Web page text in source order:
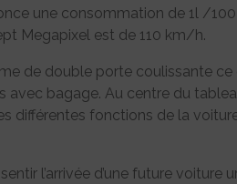
une consommation de 1l /
Megapixel est de 110 km/h.
de double porte coulissante
avec bagage. Au centre du
différentes fonctions de la
l’arrivée d’une future voiture